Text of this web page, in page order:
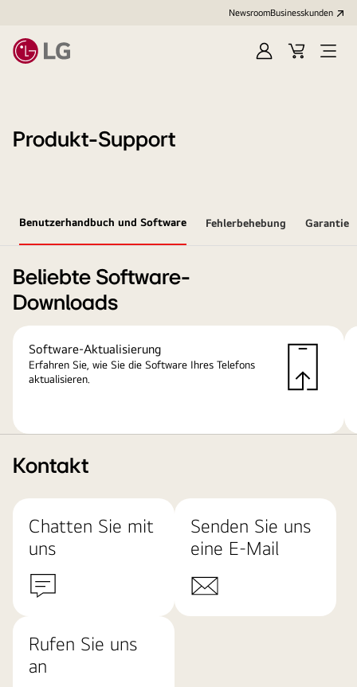
NewsroomBusinesskunden
AnmeldenWarenkorb
Menü
Produkt-Support
Benutzerhandbuch und Software Fehlerbehebung Garantie
Beliebte Software-
Downloads
Software-Aktualisierung
Erfahren Sie, wie Sie die Software Ihres Telefons
aktualisieren.
Kontakt
Chatten Sie mit
uns
Senden Sie uns
eine E-Mail
Rufen Sie uns
an